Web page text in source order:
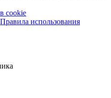
cookie
Правила использования